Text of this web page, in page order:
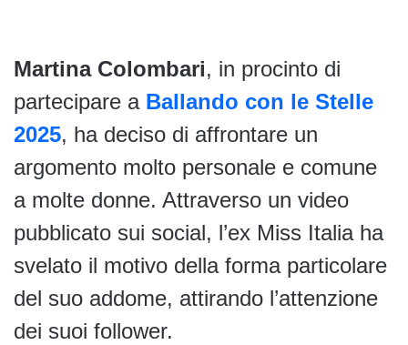
Martina Colombari, in procinto di
partecipare a Ballando con le Stelle
2025, ha deciso di affrontare un
argomento molto personale e comune
a molte donne. Attraverso un video
pubblicato sui social, l’ex Miss Italia ha
svelato il motivo della forma particolare
del suo addome, attirando l’attenzione
dei suoi follower.